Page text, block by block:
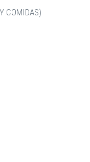
COMIDAS)